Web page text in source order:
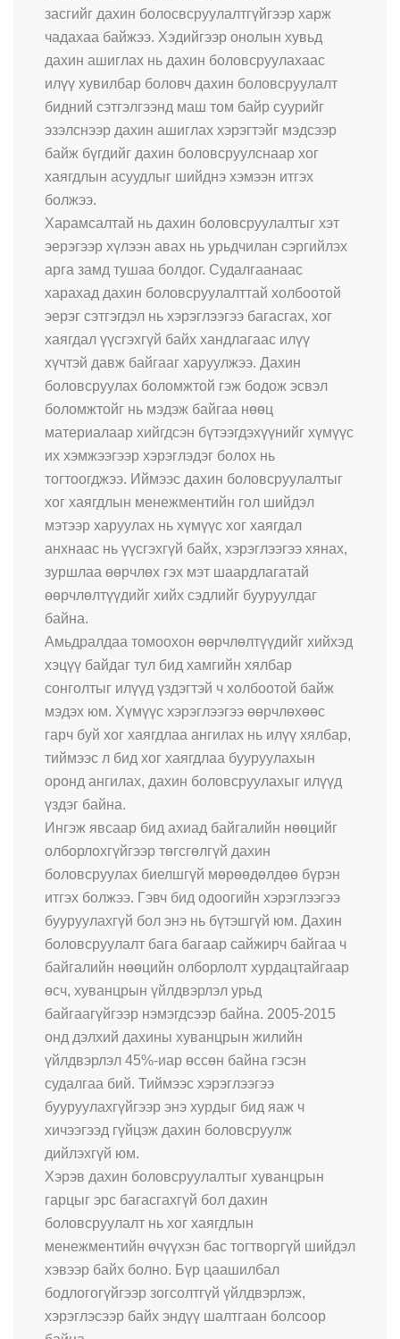
засгийг дахин болосвсруулалтгүйгээр харж
чадахаа байжээ. Хэдийгээр онолын хувьд
дахин ашиглах нь дахин боловсруулахаас
илүү хувилбар боловч дахин боловсруулалт
бидний сэтгэлгээнд маш том байр суурийг
эзэлснээр дахин ашиглах хэрэгтэйг мэдсээр
байж бүгдийг дахин боловсруулснаар хог
хаягдлын асуудлыг шийднэ хэмээн итгэх
болжээ.
Харамсалтай нь дахин боловсруулалтыг хэт
эерэгээр хүлээн авах нь урьдчилан сэргийлэх
арга замд тушаа болдог. Судалгаанаас
харахад дахин боловсруулалттай холбоотой
эерэг сэтгэгдэл нь хэрэглээгээ багасгах, хог
хаягдал үүсгэхгүй байх хандлагаас илүү
хүчтэй давж байгааг харуулжээ. Дахин
боловсруулах боломжтой гэж бодож эсвэл
боломжтойг нь мэдэж байгаа нөөц
материалаар хийгдсэн бүтээгдэхүүнийг хүмүүс
их хэмжээгээр хэрэглэдэг болох нь
тогтоогджээ. Иймээс дахин боловсруулалтыг
хог хаягдлын менежментийн гол шийдэл
мэтээр харуулах нь хүмүүс хог хаягдал
анхнаас нь үүсгэхгүй байх, хэрэглээгээ хянах,
зуршлаа өөрчлөх гэх мэт шаардлагатай
өөрчлөлтүүдийг хийх сэдлийг бууруулдаг
байна.
Амьдралдаа томоохон өөрчлөлтүүдийг хийхэд
хэцүү байдаг тул бид хамгийн хялбар
сонголтыг илүүд үздэгтэй ч холбоотой байж
мэдэх юм. Хүмүүс хэрэглээгээ өөрчлөхөөс
гарч буй хог хаягдлаа ангилах нь илүү хялбар,
тиймээс л бид хог хаягдлаа бууруулахын
оронд ангилах, дахин боловсруулахыг илүүд
үздэг байна.
Ингэж явсаар бид ахиад байгалийн нөөцийг
олборлохгүйгээр төгсгөлгүй дахин
боловсруулах биелшгүй мөрөөдөлдөө бүрэн
итгэх болжээ. Гэвч бид одоогийн хэрэглээгээ
бууруулахгүй бол энэ нь бүтэшгүй юм. Дахин
боловсруулалт бага багаар сайжирч байгаа ч
байгалийн нөөцийн олборлолт хурдацтайгаар
өсч, хуванцрын үйлдвэрлэл урьд
байгаагүйгээр нэмэгдсээр байна. 2005-2015
онд дэлхий дахины хуванцрын жилийн
үйлдвэрлэл 45%-иар өссөн байна гэсэн
судалгаа бий. Тиймээс хэрэглээгээ
бууруулахгүйгээр энэ хурдыг бид яаж ч
хичээгээд гүйцэж дахин боловсруулж
дийлэхгүй юм.
Хэрэв дахин боловсруулалтыг хуванцрын
гарцыг эрс багасгахгүй бол дахин
боловсруулалт нь хог хаягдлын
менежментийн өчүүхэн бас тогтворгүй шийдэл
хэвээр байх болно. Бүр цаашилбал
бодлогогүйгээр зогсолтгүй үйлдвэрлэж,
хэрэглэсээр байх эндүү шалтгаан болсоор